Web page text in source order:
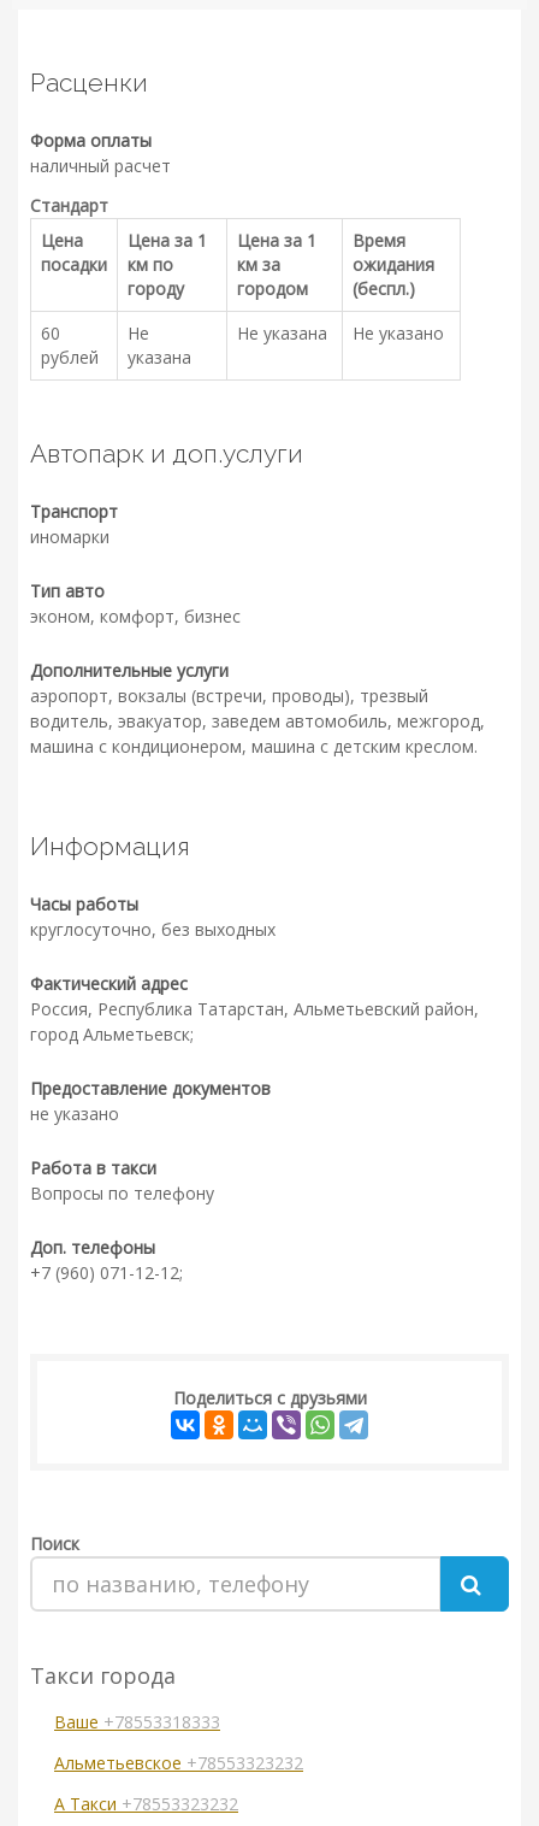
Расценки
Форма оплаты
наличный расчет
Стандарт
Цена
посадки
Цена за 1
км по
городу
Цена за 1
км за
городом
Время
ожидания
(беспл.)
60
рублей
Не
указана
Не указана Не указано
Автопарк и доп.услуги
Транспорт
иномарки
Тип авто
эконом, комфорт, бизнес
Дополнительные услуги
аэропорт, вокзалы (встречи, проводы), трезвый
водитель, эвакуатор, заведем автомобиль, межгород,
машина с кондиционером, машина с детским креслом.
Информация
Часы работы
круглосуточно, без выходных
Фактический адрес
Россия, Республика Татарстан, Альметьевский район,
город Альметьевск;
Предоставление документов
не указано
Работа в такси
Вопросы по телефону
Доп. телефоны
+7 (960) 071-12-12;
Поделиться с друзьями
Поиск
Такси города
Ваше +78553318333
Альметьевское +78553323232
А Такси +78553323232